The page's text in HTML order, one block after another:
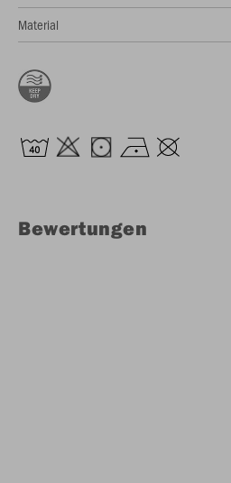
Material
Bewertungen